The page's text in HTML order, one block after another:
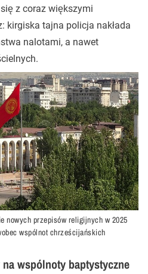
z coraz większymi
kirgiska tajna policja nakłada
nalotami, a nawet
nowych przepisów religijnych w 2025
wspólnot chrześcijańskich
wspólnoty baptystyczne